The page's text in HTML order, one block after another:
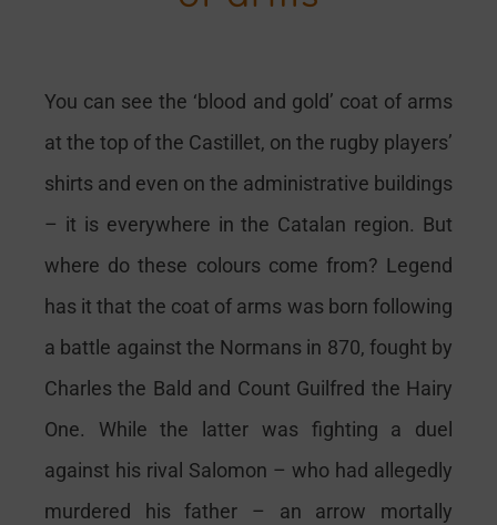
You can see the ‘blood and gold’ coat of arms
at the top of the Castillet, on the rugby players’
shirts and even on the administrative buildings
– it is everywhere in the Catalan region. But
where do these colours come from? Legend
has it that the coat of arms was born following
a battle against the Normans in 870, fought by
Charles the Bald and Count Guilfred the Hairy
One. While the latter was fighting a duel
against his rival Salomon – who had allegedly
murdered his father – an arrow mortally